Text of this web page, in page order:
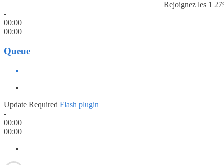
Rejoignez les 1
-
00:00
00:00
Queue
Update Required Flash plugin
-
00:00
00:00